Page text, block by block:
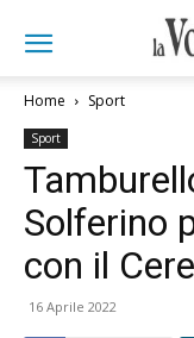
Home Sport
Sport
Solferino
con il
16 Aprile 2022